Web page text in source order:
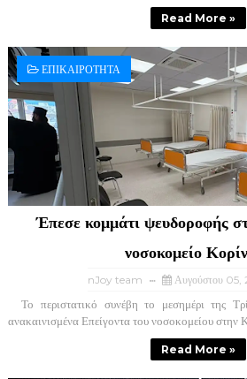
Read More »
ΕΠΙΚΑΙΡΟΤΗΤΑ
Έπεσε κομμάτι ψευδοροφής
νοσοκομείο
nJoy team Αυγούστου
Το περιστατικό συνέβη το μεσημέρι της
ανακαινισμένα Επείγοντα του νοσοκομείου στην
Read More »